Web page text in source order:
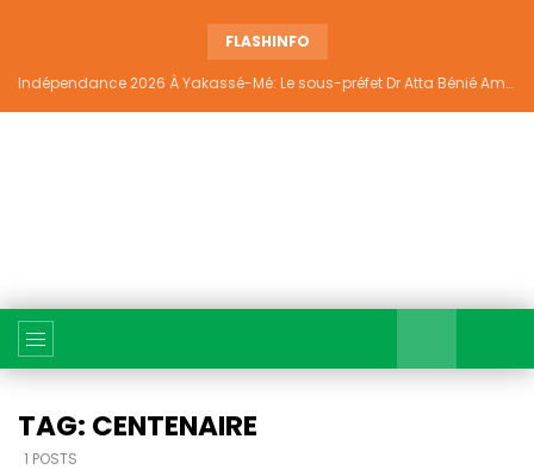
FLASHINFO
Indépendance 2026 À Yakassé-Mé: Le sous-préfet Dr Atta Bénié Amédé appelle à l’unité, à la sécurité et au développement
TAG: CENTENAIRE
1 POSTS